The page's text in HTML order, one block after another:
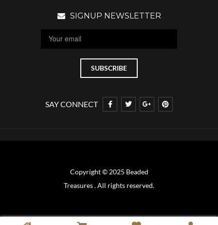
SIGNUP NEWSLETTER
SAY CONNECT
Copyright © 2025 Beaded
Treasures . All rights reserved.